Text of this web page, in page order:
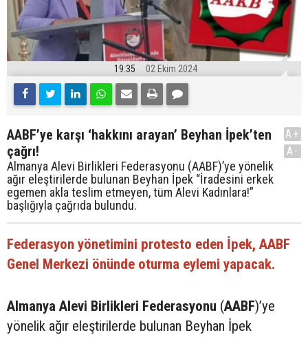
19:35 02 Ekim 2024
AABF’ye karşı ‘hakkını arayan’ Beyhan İpek’ten
çağrı!
Almanya Alevi Birlikleri Federasyonu (AABF)’ye yönelik
ağır eleştirilerde bulunan Beyhan İpek “İradesini erkek
egemen akla teslim etmeyen, tüm Alevi Kadınlara!”
başlığıyla çağrıda bulundu.
A+
A-
Federasyon yönetimini protesto eden İpek, AABF
Genel Merkezi önünde oturma eylemi yapacak.
Almanya Alevi Birlikleri Federasyonu (AABF)’ye
yönelik ağır eleştirilerde bulunan Beyhan İpek